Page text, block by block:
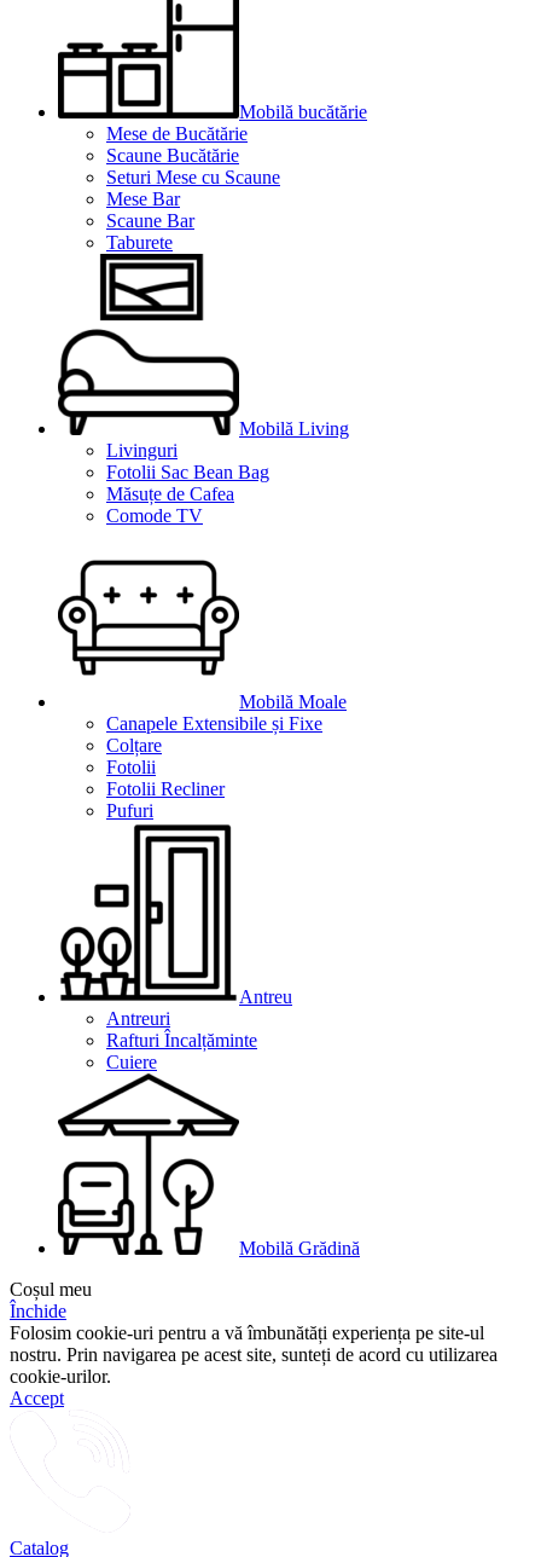
Mobilă bucătărie
Mese de Bucătărie
Scaune Bucătărie
Seturi Mese cu Scaune
Mese Bar
Scaune Bar
Taburete
Mobilă Living
Livinguri
Fotolii Sac Bean Bag
Măsuțe de Cafea
Comode TV
Mobilă Moale
Canapele Extensibile și Fixe
Colțare
Fotolii
Fotolii Recliner
Pufuri
Antreu
Antreuri
Rafturi Încalțăminte
Cuiere
Mobilă Grădină
Coșul meu
Închide
Folosim cookie-uri pentru a vă îmbunătăți experiența pe site-ul
nostru. Prin navigarea pe acest site, sunteți de acord cu utilizarea
cookie-urilor.
Accept
Catalog